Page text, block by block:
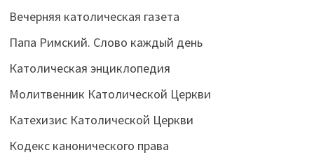
Вечерняя католическая газета
Папа Римский. Слово каждый день
Католическая энциклопедия
Молитвенник Католической Церкви
Катехизис Католической Церкви
Кодекс канонического права